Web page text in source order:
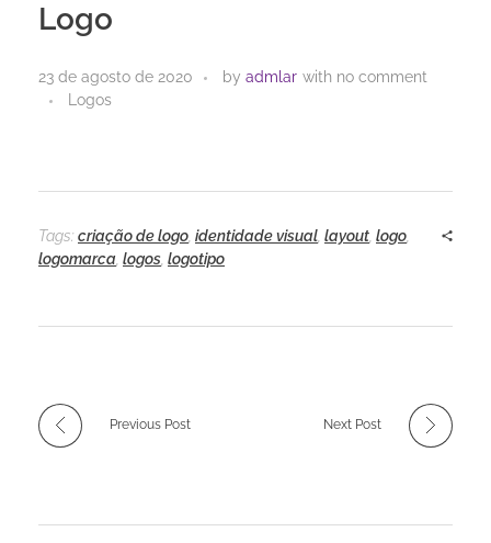
Logo
23 de agosto de 2020 by admlar with no comment
Logos
Tags: criação de logo identidade visual layout logo
logomarca logos logotipo
Previous Post Next Post